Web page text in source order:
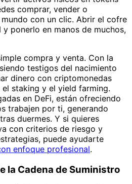
comprar, vender o
con un clic. Abrir el cofre
ponerlo en manos de muchos,
compra y venta. Con la
testigos del nacimiento
dinero con criptomonedas
staking y el yield farming.
en DeFi, están ofreciendo
trabajen por ti, generando
duermes. Y si quieres
con criterios de riesgo y
puede ayudarte
enfoque profesional.
la Cadena de Suministro